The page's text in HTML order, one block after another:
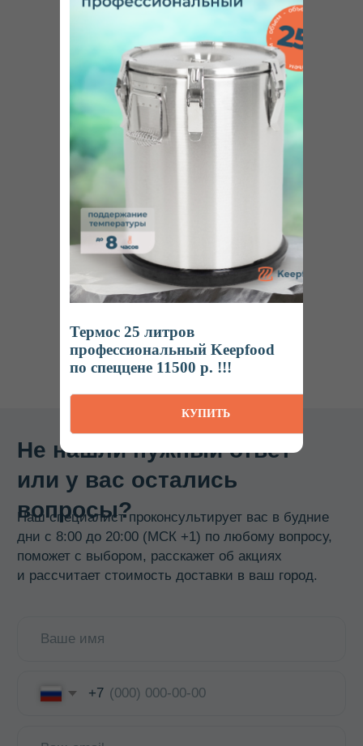
Термос 25 литров
профессиональный Keepfood
по спеццене 11500 р. !!!
КУПИТЬ
с политикой конфиденциальности.
ОСТАВИТЬ ЗАЯВКУ
Гастроемкости
Баки, бидоны, фляги
Термоконтейнеры
ИНФОРМАЦИЯ
профессионального пищевого оборудования
Бочки из нержавеющей стали
Кастрюли
Пн-Пт: 8:00 – 20:00
Наша продукция на маркетплейсах